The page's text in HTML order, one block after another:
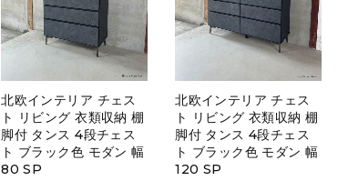
北欧インテリア チェス
ト リビング 衣類収納 棚
脚付 タンス 4段チェス
ト ブラック色 モダン 幅
80 SP
北欧インテリア チェス
ト リビング 衣類収納 棚
脚付 タンス 4段チェス
ト ブラック色 モダン 幅
120 SP